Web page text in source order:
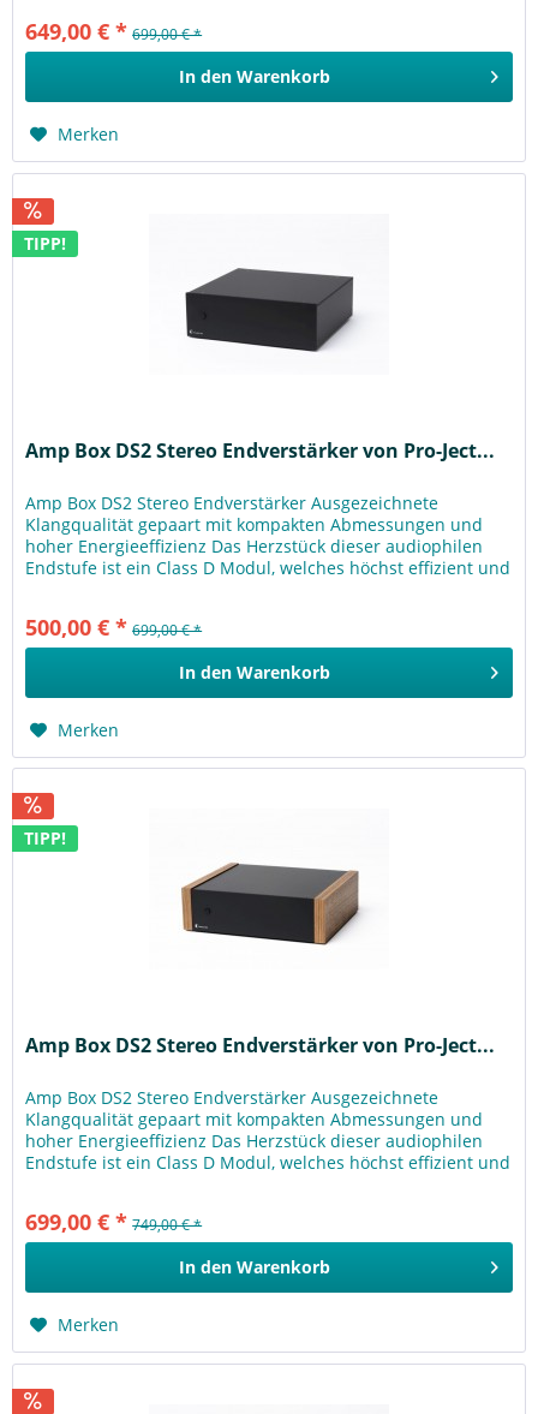
649,00 € * 699,00 € *
In den Warenkorb
Merken
TIPP!
Amp Box DS2 Stereo Endverstärker von Pro-Ject...
Amp Box DS2 Stereo Endverstärker Ausgezeichnete
Klangqualität gepaart mit kompakten Abmessungen und
hoher Energieeffizienz Das Herzstück dieser audiophilen
Endstufe ist ein Class D Modul, welches höchst effizient und
500,00 € * 699,00 € *
In den Warenkorb
Merken
TIPP!
Amp Box DS2 Stereo Endverstärker von Pro-Ject...
Amp Box DS2 Stereo Endverstärker Ausgezeichnete
Klangqualität gepaart mit kompakten Abmessungen und
hoher Energieeffizienz Das Herzstück dieser audiophilen
Endstufe ist ein Class D Modul, welches höchst effizient und
699,00 € * 749,00 € *
In den Warenkorb
Merken